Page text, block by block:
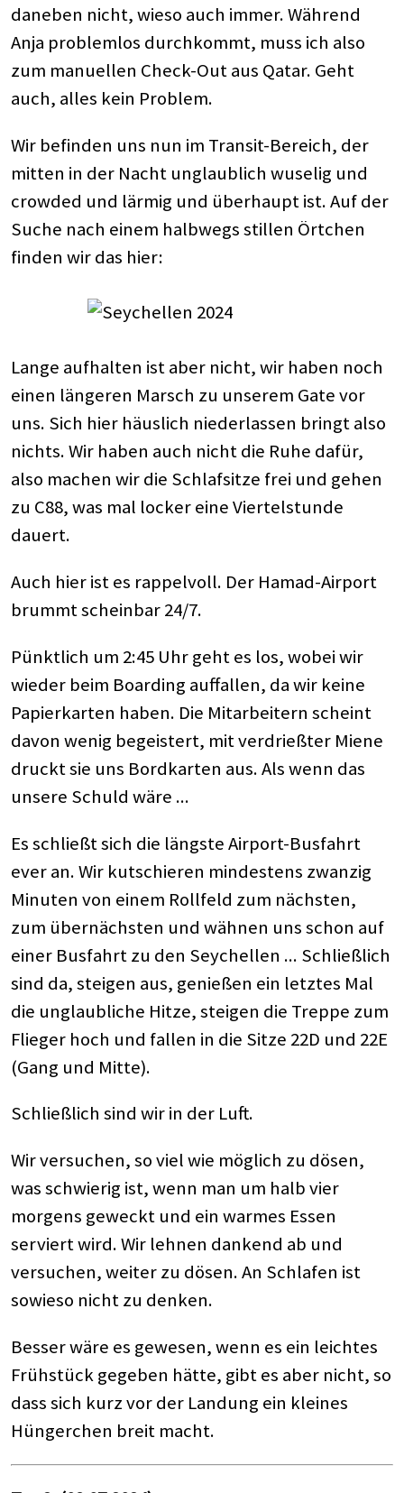
daneben nicht, wieso auch immer. Während
Anja problemlos durchkommt, muss ich also
zum manuellen Check-Out aus Qatar. Geht
auch, alles kein Problem.
Wir befinden uns nun im Transit-Bereich, der
mitten in der Nacht unglaublich wuselig und
crowded und lärmig und überhaupt ist. Auf der
Suche nach einem halbwegs stillen Örtchen
finden wir das hier:
Lange aufhalten ist aber nicht, wir haben noch
einen längeren Marsch zu unserem Gate vor
uns. Sich hier häuslich niederlassen bringt also
nichts. Wir haben auch nicht die Ruhe dafür,
also machen wir die Schlafsitze frei und gehen
zu C88, was mal locker eine Viertelstunde
dauert.
Auch hier ist es rappelvoll. Der Hamad-Airport
brummt scheinbar 24/7.
Pünktlich um 2:45 Uhr geht es los, wobei wir
wieder beim Boarding auffallen, da wir keine
Papierkarten haben. Die Mitarbeitern scheint
davon wenig begeistert, mit verdrießter Miene
druckt sie uns Bordkarten aus. Als wenn das
unsere Schuld wäre ...
Es schließt sich die längste Airport-Busfahrt
ever an. Wir kutschieren mindestens zwanzig
Minuten von einem Rollfeld zum nächsten,
zum übernächsten und wähnen uns schon auf
einer Busfahrt zu den Seychellen ... Schließlich
sind da, steigen aus, genießen ein letztes Mal
die unglaubliche Hitze, steigen die Treppe zum
Flieger hoch und fallen in die Sitze 22D und 22E
(Gang und Mitte).
Schließlich sind wir in der Luft.
Wir versuchen, so viel wie möglich zu dösen,
was schwierig ist, wenn man um halb vier
morgens geweckt und ein warmes Essen
serviert wird. Wir lehnen dankend ab und
versuchen, weiter zu dösen. An Schlafen ist
sowieso nicht zu denken.
Besser wäre es gewesen, wenn es ein leichtes
Frühstück gegeben hätte, gibt es aber nicht, so
dass sich kurz vor der Landung ein kleines
Hüngerchen breit macht.